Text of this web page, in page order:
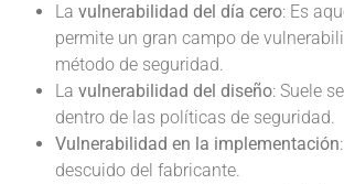
La vulnerabilidad del día cero: Es
permite un gran campo de
método de seguridad.
La vulnerabilidad del diseño: Suele
dentro de las políticas de seguridad.
Vulnerabilidad en la implementación
descuido del fabricante.